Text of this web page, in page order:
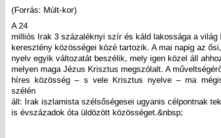
(Forrás: Múlt-kor)
A 24
milliós Irak 3 százaléknyi szír és káld lakossága a világ
keresztény közösségei közé tartozik. A mai napig az
nyelv egyik változatát beszélik, mely igen közel áll
melyen maga Jézus Krisztus megszólalt. A
híres közösség – s vele Krisztus nyelve – ma
szélén
áll: Irak iszlamista szélsőségesei ugyanis célpontnak
is évszázadok óta üldözött közösséget.&nbsp;